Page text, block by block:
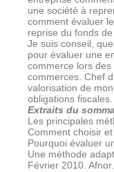
une société à
comment évaluer
reprise du fonds
Je suis conseil,
pour évaluer une
commerce lors
commerces. Chef
valorisation de
obligations fiscales.
Extraits du
Les principales
Comment choisir
Pourquoi évaluer
Une méthode
Février 2010.